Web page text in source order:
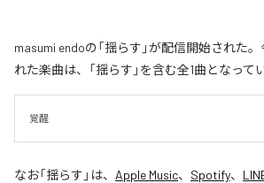
masumi endoの「揺らす」が配信開始された
れた楽曲は、「揺らす」を含む全1曲となって
覚醒
なお「揺らす 」は、 Apple Music、 Spotify、